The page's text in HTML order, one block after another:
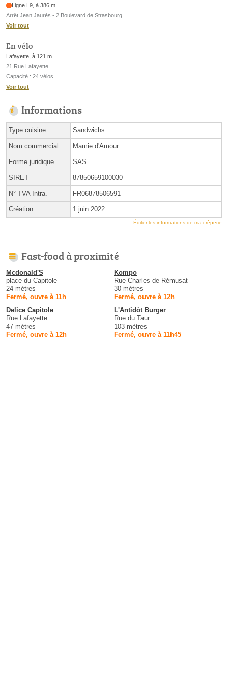
Ligne L9, à 386 m
Arrêt Jean Jaurès - 2 Boulevard de Strasbourg
Voir tout
En vélo
Lafayette, à 121 m
21 Rue Lafayette
Capacité : 24 vélos
Voir tout
Informations
Type cuisine Sandwichs
Nom commercial Mamie d'Amour
Forme juridique SAS
SIRET 87850659100030
N° TVA Intra. FR06878506591
Création 1 juin 2022
Éditer les informations de ma crêperie
Fast-food à proximité
Mcdonald'S
place du Capitole
24 mètres
Fermé, ouvre à 11h
Kompo
Rue Charles de Rémusat
30 mètres
Fermé, ouvre à 12h
Delice Capitole
Rue Lafayette
47 mètres
Fermé, ouvre à 12h
L'Antidòt Burger
Rue du Taur
103 mètres
Fermé, ouvre à 11h45